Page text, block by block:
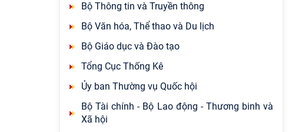
Bộ Thông tin và Truyền thông
Bộ Văn hóa, Thể thao và Du lịch
Bộ Giáo dục và Đào tạo
Tổng Cục Thống Kê
Ủy ban Thường vụ Quốc hội
Bộ Tài chính - Bộ Lao động - Thương binh và
Xã hội